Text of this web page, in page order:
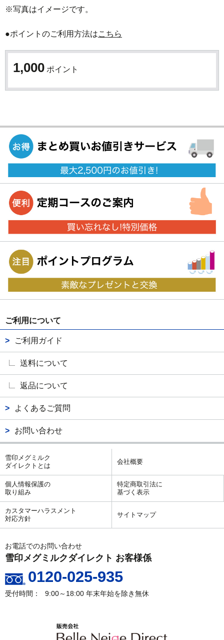
※写真はイメージです。
●ポイントのご利用方法はこちら
1,000 ポイント
ご利用について
ご利用ガイド
送料について
返品について
よくあるご質問
お問い合わせ
雪印メグミルク
ダイレクトとは
会社概要
個人情報保護の
取り組み
特定商取引法に
基づく表示
カスタマーハラスメント
対応方針
サイトマップ
お電話でのお問い合わせ
雪印メグミルクダイレクト お客様係
0120-025-935
9:00～18:00 年末年始を除き無休